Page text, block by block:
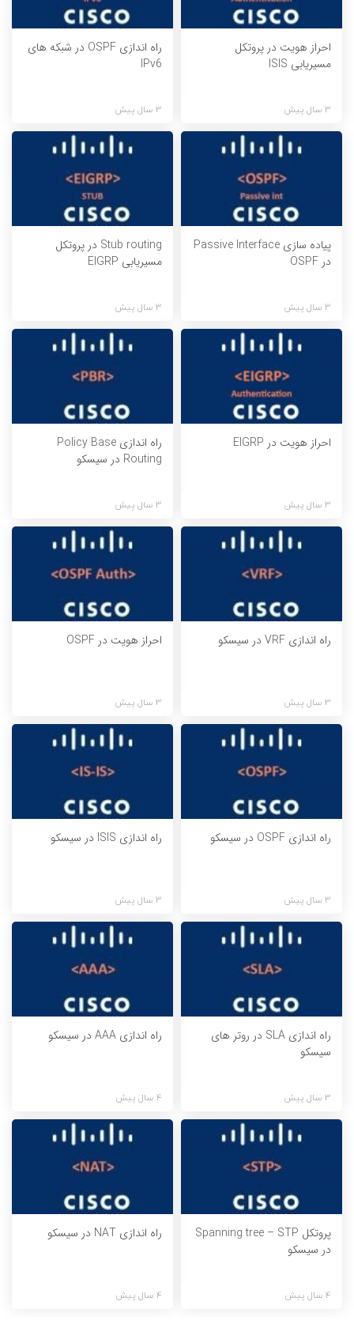
احراز هویت در پروتکل
مسیریابی ISIS
3 سال پیش
راه اندازی OSPF در شبکه های
IPv6
3 سال پیش
پیاده سازی Passive Interface
در OSPF
3 سال پیش
Stub routing در پروتکل
مسیریابی EIGRP
3 سال پیش
احراز هویت در EIGRP
3 سال پیش
راه اندازی Policy Base
Routing در سیسکو
3 سال پیش
راه اندازی VRF در سیسکو
3 سال پیش
احراز هویت در OSPF
3 سال پیش
راه اندازی OSPF در سیسکو
3 سال پیش
راه اندازی ISIS در سیسکو
3 سال پیش
راه اندازی SLA در روتر های
سیسکو
3 سال پیش
راه اندازی AAA در سیسکو
4 سال پیش
پروتکل Spanning tree – STP
در سیسکو
4 سال پیش
راه اندازی NAT در سیسکو
4 سال پیش